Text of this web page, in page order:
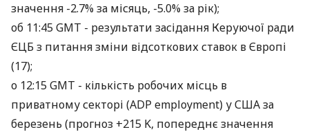
значення -2.7% за місяць, -5.0% за рік);
об 11:45 GMT - результати засідання Керуючої ради
ЄЦБ з питання зміни відсоткових ставок в Європі
(17);
о 12:15 GMT - кількість робочих місць в
приватному секторі (ADP employment) у США за
березень (прогноз +215 K, попереднє значення